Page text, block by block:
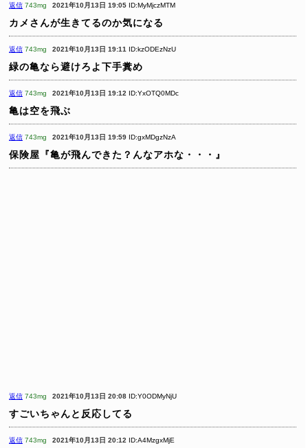
返信 743mg 2021年10月13日 19:05 ID:MyMjczMTM
カメさんが生きてるのか気になる
返信 743mg 2021年10月13日 19:11 ID:kzODEzNzU
緑の亀なら避けろよ下手糞め
返信 743mg 2021年10月13日 19:12 ID:YxOTQ0MDc
亀は空を飛ぶ
返信 743mg 2021年10月13日 19:59 ID:gxMDgzNzA
保険屋『亀が飛んできた？んなアホな・・・』
返信 743mg 2021年10月13日 20:08 ID:Y0ODMyNjU
すごいちゃんと反応してる
返信 743mg 2021年10月13日 20:12 ID:A4MzgxMjE